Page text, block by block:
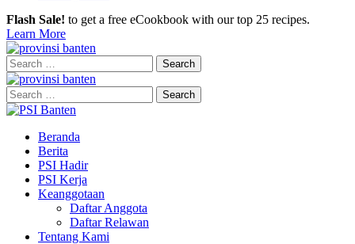
Flash Sale! to get a free eCookbook with our top 25 recipes.
Learn More
Search
for:
Search
for:
Beranda
Berita
PSI Hadir
PSI Kerja
Keanggotaan
Daftar Anggota
Daftar Relawan
Tentang Kami